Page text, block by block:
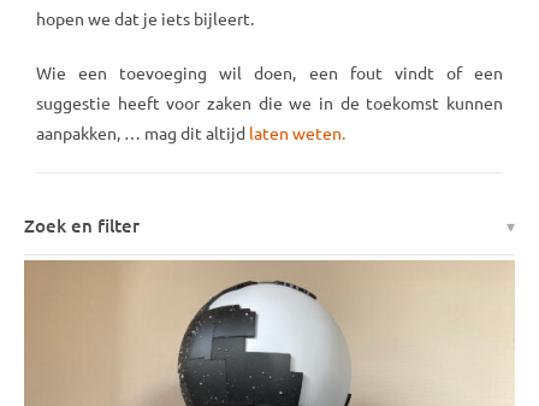
hopen we dat je iets bijleert.
Wie een toevoeging wil doen, een fout vindt of een
suggestie heeft voor zaken die we in de toekomst kunnen
aanpakken, … mag dit altijd laten weten.
Zoek en filter